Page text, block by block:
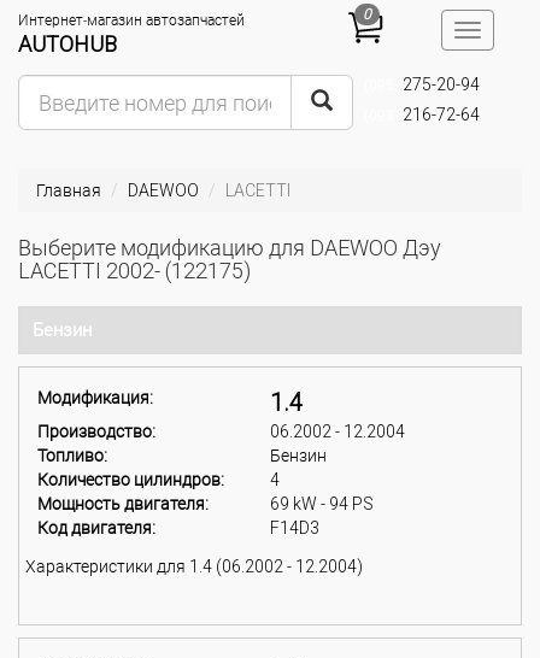
Toggle
0
Интернет-магазин автозапчастей
AUTOHUB
275-20-94
216-72-64
Главная DAEWOO LACETTI
Выберите модификацию для DAEWOO Дэу
LACETTI 2002- (122175)
Бензин
Модификация: 1.4
Производство:
06.2002 - 12.2004
Топливо:
Бензин
Количество цилиндров:
4
Мощность двигателя:
69 kW - 94 PS
Код двигателя:
F14D3
Характеристики для 1.4 (06.2002 - 12.2004)